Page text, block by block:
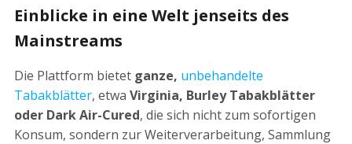
Einblicke in eine Welt jenseits des
Mainstreams
Die Plattform bietet ganze, unbehandelte
Tabakblätter, etwa Virginia, Burley Tabakblätter
oder Dark Air-Cured, die sich nicht zum sofortigen
Konsum, sondern zur Weiterverarbeitung, Sammlung